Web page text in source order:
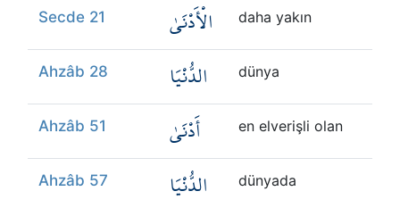
Secde 21 الْأَدْنَىٰ daha yakın
Ahzâb 28 الدُّنْيَا dünya
Ahzâb 51 أَدْنَىٰ en elverişli olan
Ahzâb 57 الدُّنْيَا dünyada